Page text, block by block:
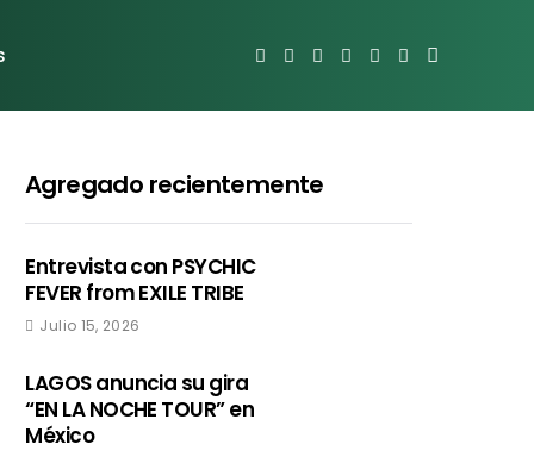
Agregado recientemente
Entrevista con PSYCHIC
FEVER from EXILE TRIBE
Julio 15, 2026
LAGOS anuncia su gira
“EN LA NOCHE TOUR” en
México